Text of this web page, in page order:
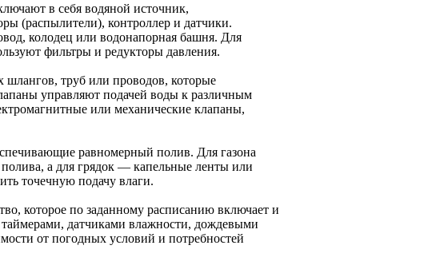
в себя водяной источник,
(распылители), контроллер и датчики.
колодец или водонапорная башня. Для
фильтры и редукторы давления.
шлангов, труб или проводов, которые
управляют подачей воды к различным
или механические клапаны,
равномерный полив. Для газона
а для грядок — капельные ленты или
точечную подачу влаги.
которое по заданному расписанию включает и
датчиками влажности, дождевыми
от погодных условий и потребностей